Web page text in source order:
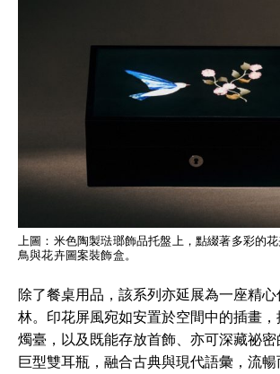
上圖：米色陶製琺瑯飾品托盤上，點綴著多彩的
鳥與花卉圖案裝飾盒。
除了餐桌用品，該系列亦延展為一座精
林。印花屏風宛如安置於空間中的插畫
燭臺，以及既能存放首飾、亦可深藏祕
巨型雙耳瓶，融合古典與現代語彙，流